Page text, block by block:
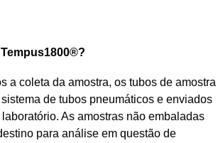
a coleta da amostra, os tubos de amostra
de tubos pneumáticos e enviados
As amostras não embaladas
para análise em questão de